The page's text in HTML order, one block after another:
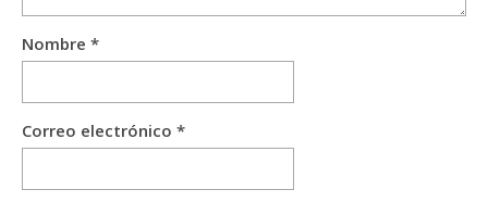
Nombre *
Correo electrónico *